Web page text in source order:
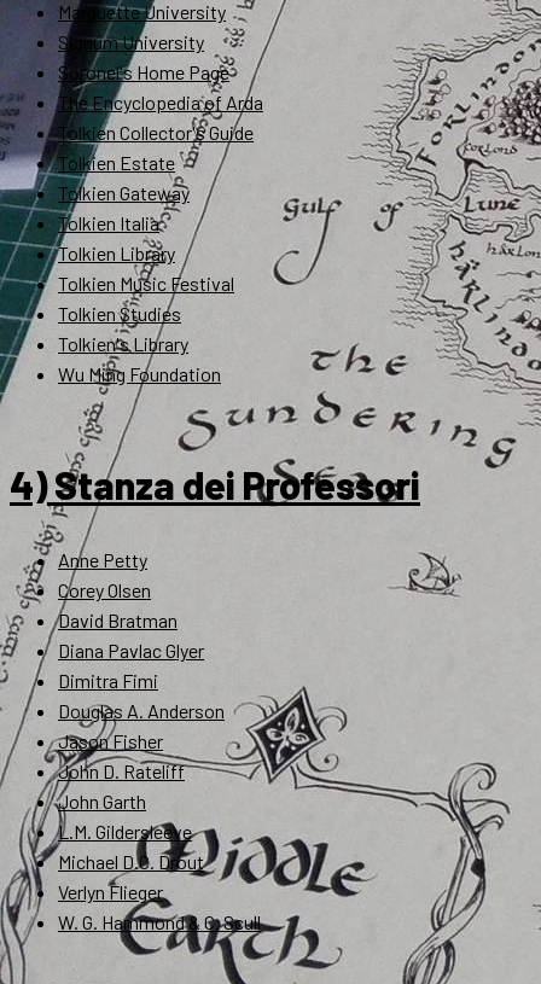
Marquette University
Signum University
Soronel's Home Page
The Encyclopedia of Arda
Tolkien Collector's Guide
Tolkien Estate
Tolkien Gateway
Tolkien Italia
Tolkien Library
Tolkien Music Festival
Tolkien Studies
Tolkien's Library
Wu Ming Foundation
4) Stanza dei Professori
Anne Petty
Corey Olsen
David Bratman
Diana Pavlac Glyer
Dimitra Fimi
Douglas A. Anderson
Jason Fisher
John D. Rateliff
John Garth
L.M. Gildersleeve
Michael D.C. Drout
Verlyn Flieger
W. G. Hammond & C. Scull